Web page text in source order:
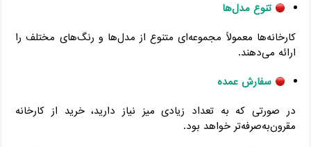
تنوع مدل‌ها
کارخانه‌ها معمولاً مجموعه‌ای متنوع از مدل‌ها و رنگ‌های مختلف را
ارائه می‌دهند.
سفارش عمده
در صورتی که به تعداد زیادی میز نیاز دارید، خرید از کارخانه
مقرون‌به‌صرفه‌تر خواهد بود.